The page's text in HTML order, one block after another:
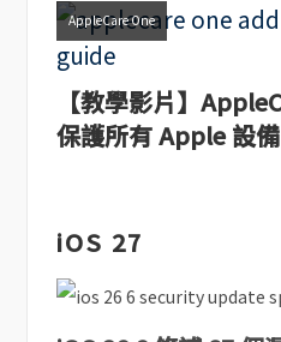
AppleCare One
【教學影片】
保護所有 Apple 設備
iOS 27